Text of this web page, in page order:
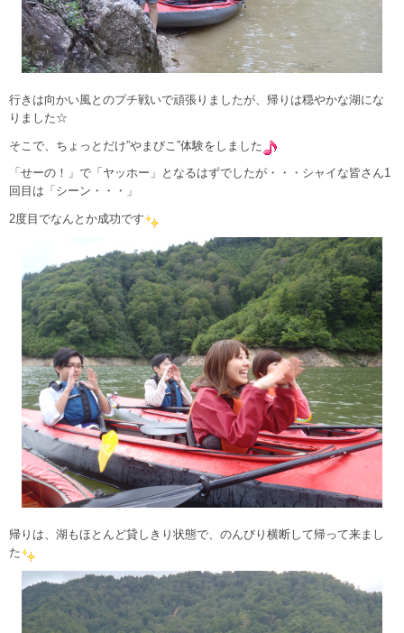
行きは向かい風とのプチ戦いで頑張りましたが、帰りは穏やかな湖にな
りました☆
そこで、ちょっとだけ”やまびこ”体験をしました
「せーの！」で「ヤッホー」となるはずでしたが・・・シャイな皆さん1
回目は「シーン・・・」
2度目でなんとか成功です
帰りは、湖もほとんど貸しきり状態で、のんびり横断して帰って来まし
た